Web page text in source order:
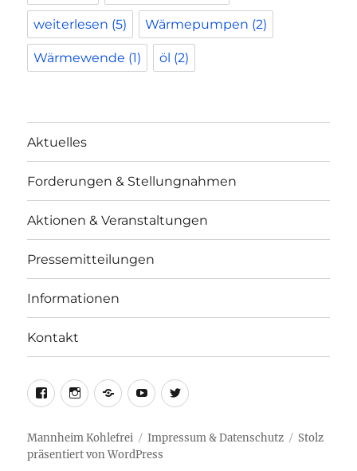
weiterlesen (5) Wärmepumpen (2)
Wärmewende (1) öl (2)
Aktuelles
Forderungen & Stellungnahmen
Aktionen & Veranstaltungen
Pressemitteilungen
Informationen
Kontakt
facebookinstagram
telegram
youtubetwitter
Mannheim Kohlefrei Impressum & Datenschutz
Stolz
präsentiert von WordPress